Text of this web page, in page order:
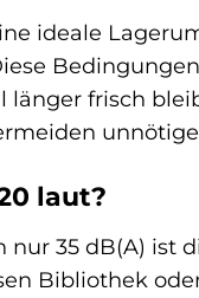
ideale
länger frisch
laut?
35 dB(A) ist
Bibliothek